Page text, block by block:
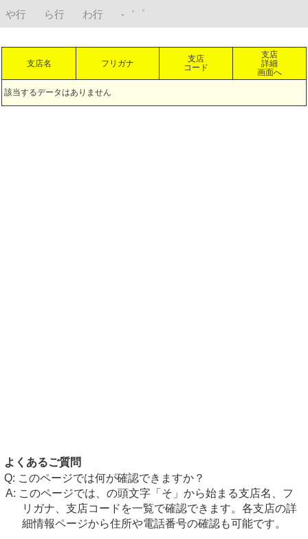
や行
ら行 わ行 -゛゜
支店名 フリガナ
支店
コード
支店
詳細
画面へ
該当するデータはありません
よくあるご質問
このページでは何が確認できますか？
このページでは、の頭文字「そ」から始まる支店名、フ
リガナ、支店コードを一覧で確認できます。各支店の詳
細情報ページから住所や電話番号の確認も可能です。